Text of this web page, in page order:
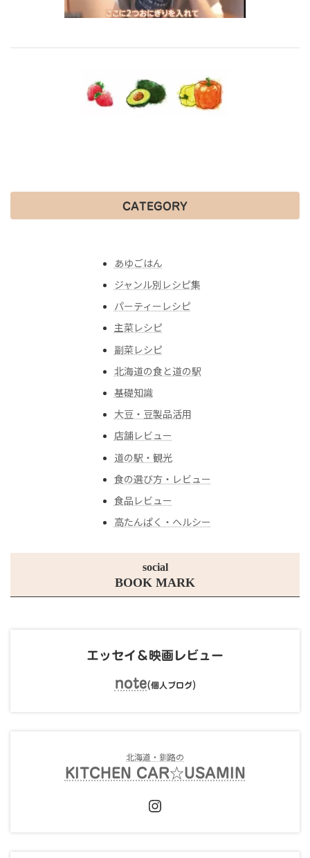
CATEGORY
あゆごはん
ジャンル別レシピ集
パーティーレシピ
主菜レシピ
副菜レシピ
北海道の食と道の駅
基礎知識
大豆・豆製品活用
店舗レビュー
道の駅・観光
食の選び方・レビュー
食品レビュー
高たんぱく・ヘルシー
social
BOOK MARK
エッセイ＆映画レビュー
note(個人ブログ)
北海道・釧路の
KITCHEN CAR☆USAMIN
Instagram